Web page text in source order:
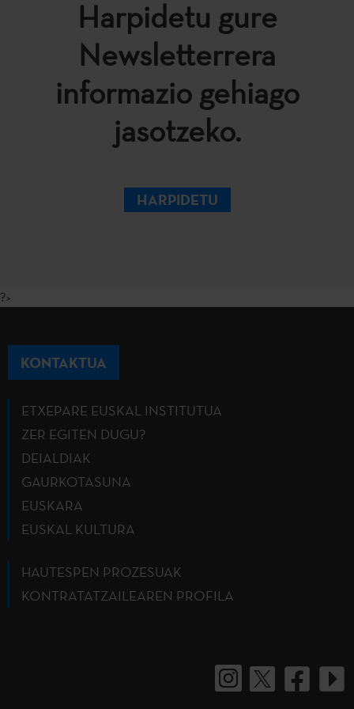
Harpidetu gure
Newsletterrera
informazio gehiago
jasotzeko.
HARPIDETU
?>
KONTAKTUA
ETXEPARE EUSKAL INSTITUTUA
ZER EGITEN DUGU?
DEIALDIAK
GAURKOTASUNA
EUSKARA
EUSKAL KULTURA
HAUTESPEN PROZESUAK
KONTRATATZAILEAREN PROFILA